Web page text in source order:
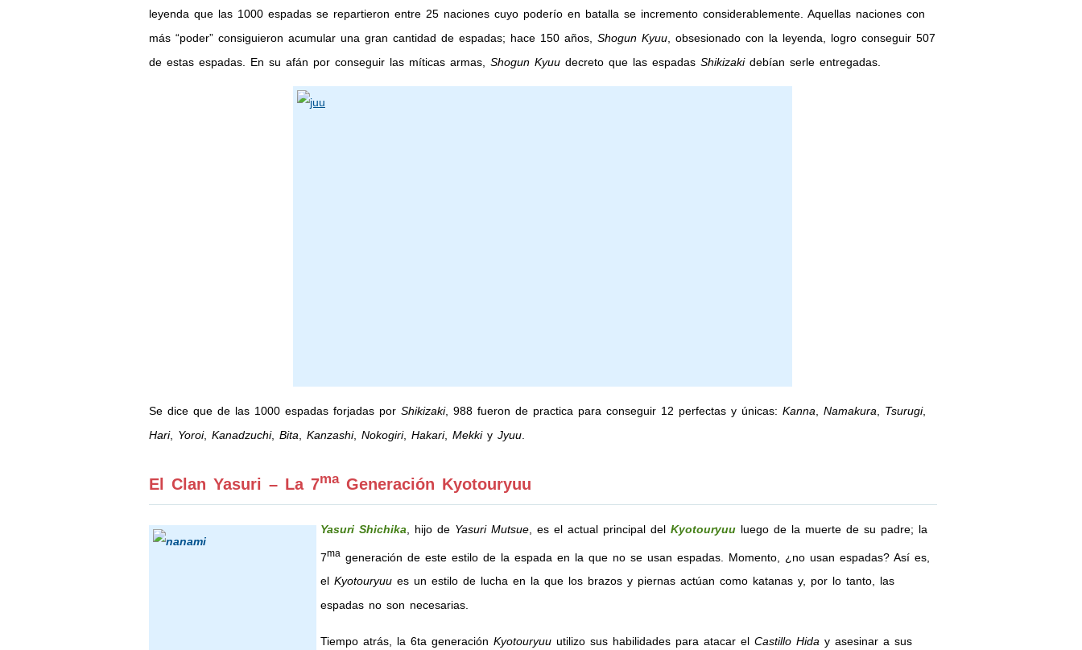
leyenda que las 1000 espadas se repartieron entre 25 naciones cuyo poderío en batalla se incremento considerablemente. Aquellas naciones con
más “poder” consiguieron acumular una gran cantidad de espadas; hace 150 años, Shogun Kyuu, obsesionado con la leyenda, logro conseguir 507
de estas espadas. En su afán por conseguir las míticas armas, Shogun Kyuudecreto que las espadas Shikizakidebían serle entregadas.
Se dice que de las 1000 espadas forjadas por Shikizaki, 988 fueron de practica para conseguir 12 perfectas y únicas: Kanna Namakura Tsurugi,
Hari, Yoroi, Kanadzuchi, Bita Kanzashi, Nokogiri, Hakari, Mekkiy Jyuu.
El Clan Yasuri – La 7maGeneración Kyotouryuu
Yasuri Shichika , hijo de Yasuri Mutsue, es el actual principal del Kyotouryuuluego de la muerte de su padre; la
7mageneración de este estilo de la espada en la que no se usan espadas. Momento, ¿no usan espadas? Así es,
el Kyotouryuues un estilo de lucha en la que los brazos y piernas actúan como katanas y, por lo tanto, las
espadas no son necesarias.
Tiempo atrás, la 6ta generación Kyotouryuuutilizo sus habilidades para atacar el Castillo Hiday asesinar a sus